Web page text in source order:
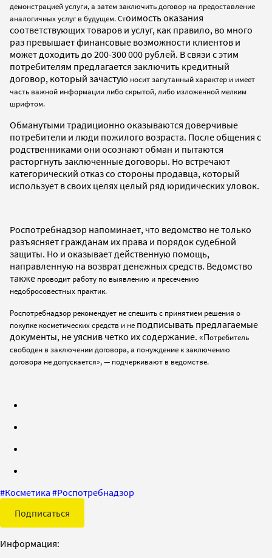
демонстрацией услуги, а затем заключить договор на предоставление
аналогичных услуг в будущем. Стоимость оказания
соответствующих товаров и услуг, как правило, во много
раз превышает финансовые возможности клиентов и
может доходить до 200-300 000 рублей. В связи с этим
потребителям предлагается заключить кредитный
договор, который зачастую носит запутанный характер и имеет
часть важной информации либо скрытой, либо изложенной мелким
шрифтом.
Обманутыми традиционно оказываются доверчивые
потребители и люди пожилого возраста. После общения с
родственниками они осознают обман и пытаются
расторгнуть заключенные договоры. Но встречают
категорический отказ со стороны продавца, который
использует в своих целях целый ряд юридических уловок.
Роспотребнадзор напоминает, что ведомство не только
разъясняет гражданам их права и порядок судебной
защиты. Но и оказывает действенную помощь,
направленную на возврат денежных средств. Ведомство
также проводит работу по выявлению и пресечению
недобросовестных практик.
Роспотребнадзор рекомендует не спешить с принятием решения о
покупке косметических средств и не подписывать предлагаемые
документы, не уяснив четко их содержание. «Потребитель
свободен в заключении договора, а понуждение к заключению
договора не допускается», — подчеркивают в ведомстве.
#Косметика #Роспотребнадзор
Подписаться
Информация: